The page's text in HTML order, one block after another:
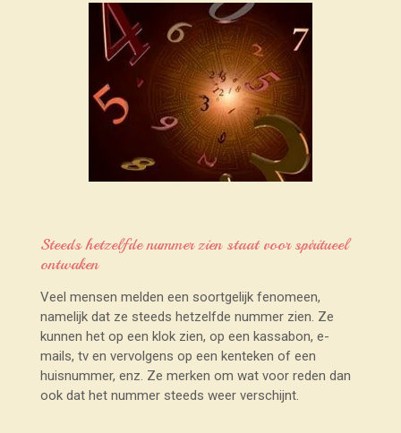
Steeds hetzelfde nummer zien staat voor spiritueel
ontwaken
Veel mensen melden een soortgelijk fenomeen,
namelijk dat ze steeds hetzelfde nummer zien. Ze
kunnen het op een klok zien, op een kassabon, e-
mails, tv en vervolgens op een kenteken of een
huisnummer, enz. Ze merken om wat voor reden dan
ook dat het nummer steeds weer verschijnt.